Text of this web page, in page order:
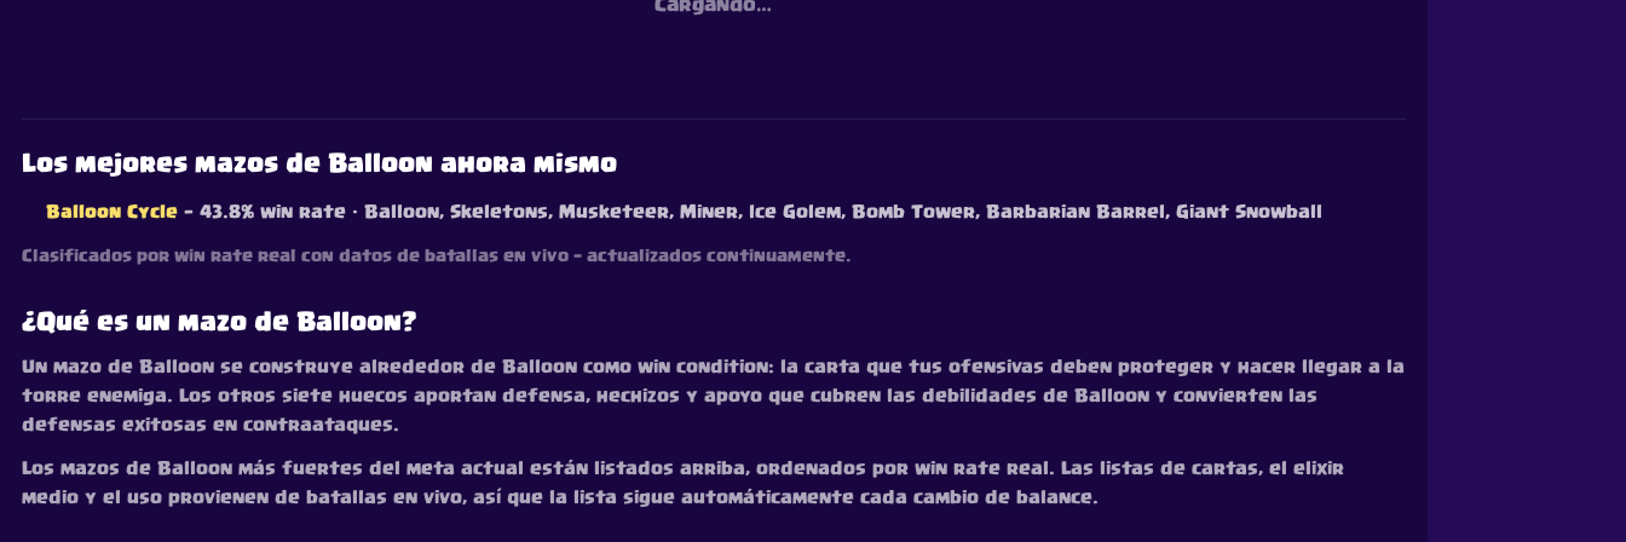
Cargando…
Los mejores mazos de Balloon ahora mismo
Balloon Cycle — 43.8% win rate · Balloon, Skeletons, Musketeer, Miner, Ice Golem, Bomb Tower, Barbarian Barrel, Giant Snowball
Clasificados por win rate real con datos de batallas en vivo — actualizados continuamente.
¿Qué es un mazo de Balloon?
Un mazo de Balloon se construye alrededor de Balloon como win condition: la carta que tus ofensivas deben proteger y hacer llegar a la
torre enemiga. Los otros siete huecos aportan defensa, hechizos y apoyo que cubren las debilidades de Balloon y convierten las
defensas exitosas en contraataques.
Los mazos de Balloon más fuertes del meta actual están listados arriba, ordenados por win rate real. Las listas de cartas, el elixir
medio y el uso provienen de batallas en vivo, así que la lista sigue automáticamente cada cambio de balance.